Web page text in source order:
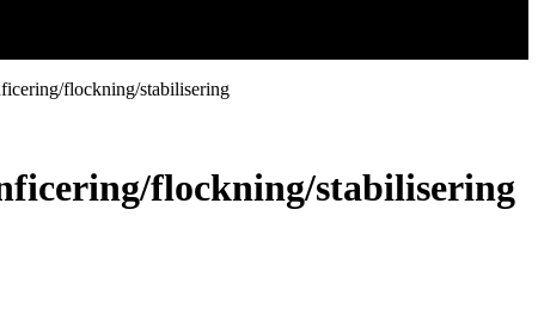
flockning/stabilisering
flockning/stabilisering